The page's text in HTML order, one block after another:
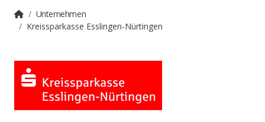
Unternehmen
Kreissparkasse Esslingen-Nürtingen